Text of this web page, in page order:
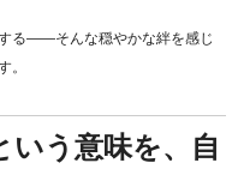
る――そんな穏やかな絆を感じ
。
う意味を、自